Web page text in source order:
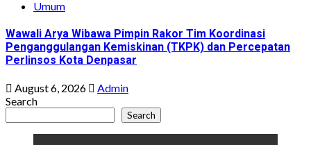
Umum
Wawali Arya Wibawa Pimpin Rakor Tim Koordinasi
Penganggulangan Kemiskinan (TKPK) dan Percepatan
Perlinsos Kota Denpasar
August 6, 2026
Admin
Search
Search